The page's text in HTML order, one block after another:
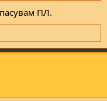
ПЛ.